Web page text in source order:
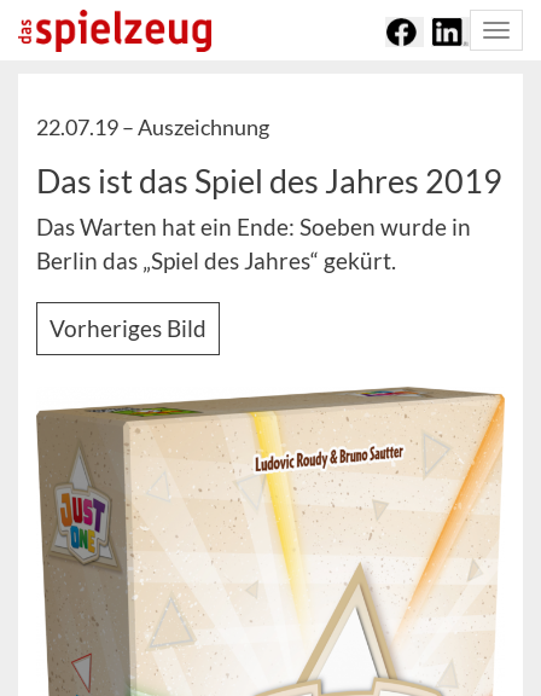
22.07.19 –Auszeichnung
Das ist das Spiel des Jahres 2019
Das Warten hat ein Ende: Soeben wurde in
Berlin das „Spiel des Jahres“ gekürt.
Vorheriges Bild